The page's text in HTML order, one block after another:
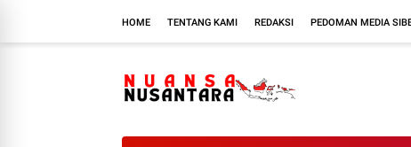
HOME TENTANG KAMI REDAKSI PEDOMAN MEDIA